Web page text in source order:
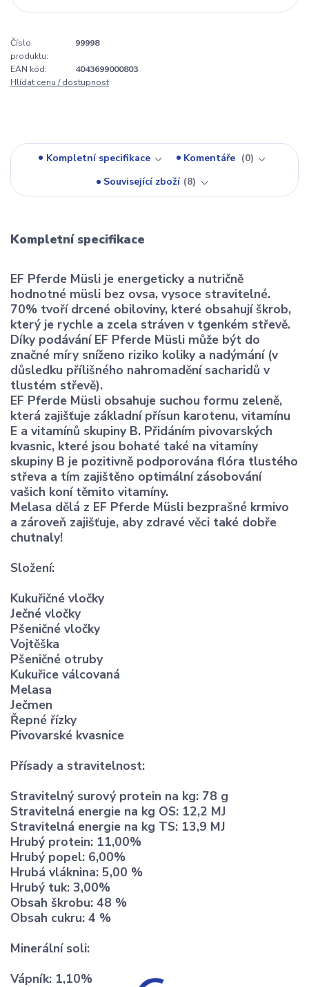
Číslo
produktu:
99998
EAN kód:
4043699000803
Hlídat cenu / dostupnost
Kompletní specifikace Komentáře
0
Související zboží 8
Kompletní specifikace
EF Pferde Müsli je energeticky a nutričně
hodnotné müsli bez ovsa, vysoce stravitelné.
70% tvoří drcené obiloviny, které obsahují škrob,
který je rychle a zcela stráven v tgenkém střevě.
Díky podávání EF Pferde Müsli může být do
značné míry sníženo riziko koliky a nadýmání (v
důsledku přílišného nahromadění sacharidů v
tlustém střevě).
EF Pferde Müsli obsahuje suchou formu zeleně,
která zajišťuje základní přísun karotenu, vitamínu
E a vitamínů skupiny B. Přidáním pivovarských
kvasnic, které jsou bohaté také na vitamíny
skupiny B je pozitivně podporována flóra tlustého
střeva a tím zajištěno optimální zásobování
vašich koní těmito vitamíny.
Melasa dělá z EF Pferde Müsli bezprašné krmivo
a zároveň zajišťuje, aby zdravé věci také dobře
chutnaly!
Složení:
Kukuřičné vločky
Ječné vločky
Pšeničné vločky
Vojtěška
Pšeničné otruby
Kukuřice válcovaná
Melasa
Ječmen
Řepné řízky
Pivovarské kvasnice
Přísady a stravitelnost:
Stravitelný surový protein na kg: 78 g
Stravitelná energie na kg OS: 12,2 MJ
Stravitelná energie na kg TS: 13,9 MJ
Hrubý protein: 11,00%
Hrubý popel: 6,00%
Hrubá vláknina: 5,00 %
Hrubý tuk: 3,00%
Obsah škrobu: 48 %
Obsah cukru: 4 %
Minerální soli:
Vápník: 1,10%